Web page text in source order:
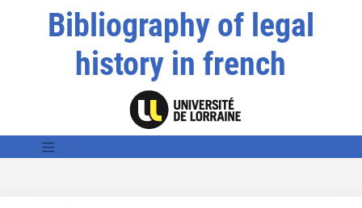
Bibliography of legal
history in french